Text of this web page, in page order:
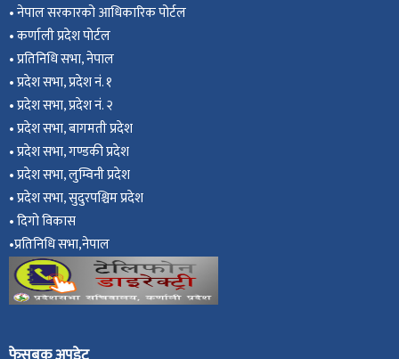
•नेपाल सरकारको आधिकारिक पोर्टल
•कर्णाली प्रदेश पोर्टल
•प्रतिनिधि सभा, नेपाल
•प्रदेश सभा, प्रदेश नं. १
•प्रदेश सभा, प्रदेश नं. २
•प्रदेश सभा, बागमती प्रदेश
•प्रदेश सभा, गण्डकी प्रदेश
•प्रदेश सभा, लुम्विनी प्रदेश
•प्रदेश सभा, सुदुरपश्चिम प्रदेश
•दिगो विकास
•प्रतिनिधि सभा,नेपाल